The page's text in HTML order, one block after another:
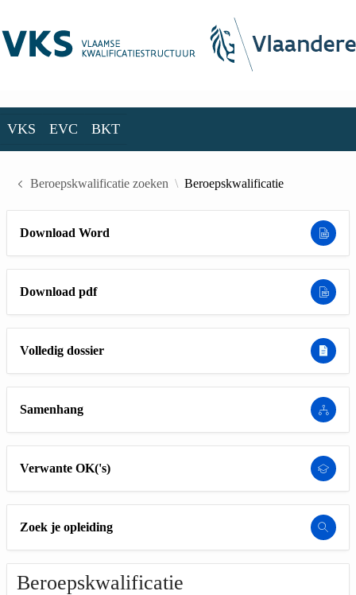
VKS EVC BKT
Beroepskwalificatie zoeken Beroepskwalificatie
Download Word
Download pdf
Volledig dossier
Samenhang
Verwante OK('s)
Zoek je opleiding
Beroepskwalificatie